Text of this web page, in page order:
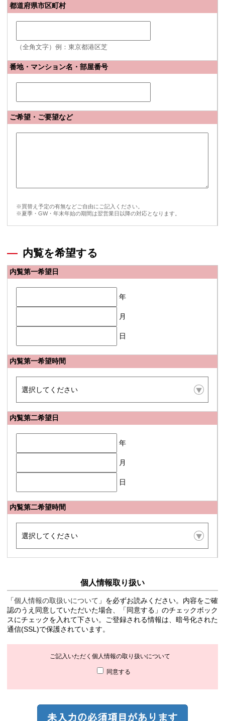
都道府県市区町村
（全角文字）例：東京都港区芝
番地・マンション名・部屋番号
ご希望・ご要望など
※買替え予定の有無などご自由にご記入ください。
※夏季・GW・年末年始の期間は翌営業日以降の対応となります。
内覧を希望する
内覧第一希望日
年
月
日
内覧第一希望時間
内覧第二希望日
年
月
日
内覧第二希望時間
個人情報取り扱い
「個人情報の取扱いについて 」を必ずお読みください。内容をご確
認のうえ同意していただいた場合、「同意する」のチェックボック
スにチェックを入れて下さい。ご登録される情報は、暗号化された
通信(SSL)で保護されています。
ご記入いただく個人情報の取り扱いについて
同意する